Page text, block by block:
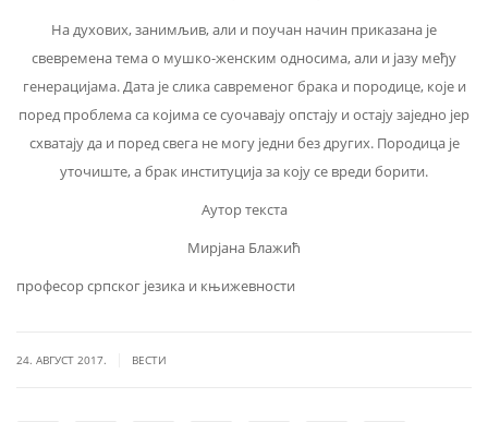
На духових, занимљив, али и поучан начин приказана је
свевремена тема о мушко-женским односима, али и јазу међу
генерацијама. Дата је слика савременог брака и породице, које и
поред проблема са којима се суочавају опстају и остају заједно јер
схватају да и поред свега не могу једни без других. Породица је
уточиште, а брак институција за коју се вреди борити.
Аутор текста
Мирјана Блажић
професор српског језика и књижевности
24. АВГУСТ 2017. ВЕСТИ